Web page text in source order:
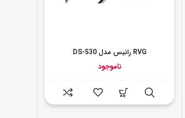
RVG رانیس مدل DS-530
ناموجود